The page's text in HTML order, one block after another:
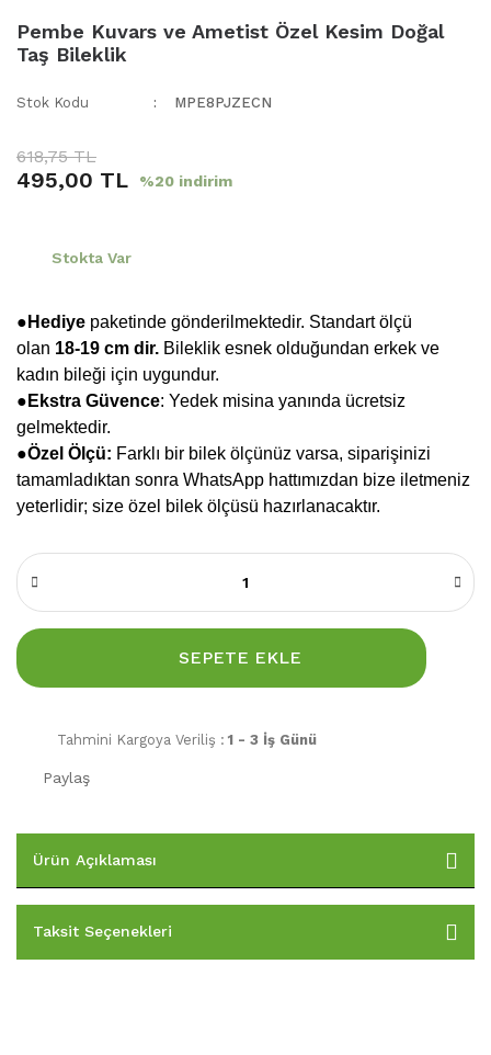
Pembe Kuvars ve Ametist Özel Kesim Doğal
Taş Bileklik
Stok Kodu MPE8PJZECN
618,75 TL
495,00 TL %20 indirim
Stokta Var
●Hediye paketinde gönderilmektedir. Standart ölçü
olan 18-19 cm dir. Bileklik esnek olduğundan erkek ve
kadın bileği için uygundur.
● Ekstra Güvence: Yedek misina yanında ücretsiz
gelmektedir.
●Özel Ölçü: Farklı bir bilek ölçünüz varsa, siparişinizi
tamamladıktan sonra WhatsApp hattımızdan bize iletmeniz
yeterlidir; size özel bilek ölçüsü hazırlanacaktır.
SEPETE EKLE
Tahmini Kargoya Veriliş : 1 - 3 İş Günü
Paylaş
Ürün Açıklaması
Taksit Seçenekleri